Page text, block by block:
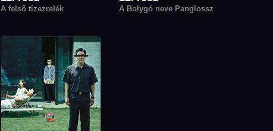
A felső tízezrelék A Bolygó neve Panglossz